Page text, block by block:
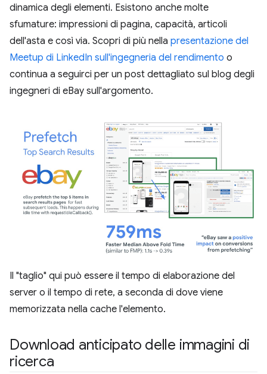
dinamica degli elementi. Esistono anche molte
sfumature: impressioni di pagina, capacità, articoli
dell'asta e così via. Scopri di più nella presentazione del
Meetup di LinkedIn sull'ingegneria del rendimento o
continua a seguirci per un post dettagliato sul blog degli
ingegneri di eBay sull'argomento.
Il "taglio" qui può essere il tempo di elaborazione del
server o il tempo di rete, a seconda di dove viene
memorizzata nella cache l'elemento.
Download anticipato delle immagini di
ricerca